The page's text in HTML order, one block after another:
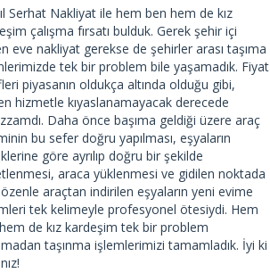
Serhat Nakliyat ile hem ben hem de kız
çalışma fırsatı bulduk. Gerek şehir içi
eve nakliyat gerekse de şehirler arası taşıma
tek bir problem bile yaşamadık. Fiyat
piyasanın oldukça altında olduğu gibi,
hizmetle kıyaslanamayacak derecede
Daha önce başıma geldiği üzere araç
bu sefer doğru yapılması, eşyaların
göre ayrılıp doğru bir şekilde
araca yüklenmesi ve gidilen noktada
özenle araçtan indirilen eşyaların yeni evime
tek kelimeyle profesyonel ötesiydi. Hem
de kız kardeşim tek bir problem
taşınma işlemlerimizi tamamladık. İyi ki